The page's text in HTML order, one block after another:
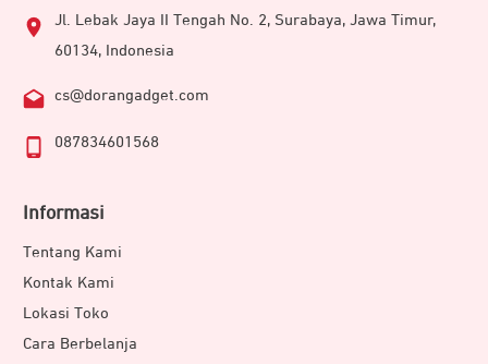
Jl. Lebak Jaya II Tengah No. 2, Surabaya, Jawa Timur,
60134, Indonesia
cs@dorangadget.com
087834601568
Informasi
Tentang Kami
Kontak Kami
Lokasi Toko
Cara Berbelanja